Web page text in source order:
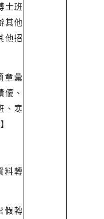
士班
其他
他招
章彙
優、
、寒
料轉
假轉